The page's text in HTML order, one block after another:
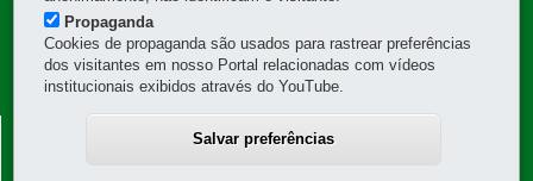
Navegação
Principal
DER
DEPARTAMENTO DE ESTRADAS DE RODAGEM -
DER
Propaganda
Cookies de propaganda são usados para rastrear preferências
dos visitantes em nosso Portal relacionadas com vídeos
institucionais exibidos através do YouTube.
Salvar preferências